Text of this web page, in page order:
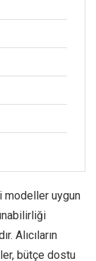
modeller uygun
Alıcıların
bütçe dostu